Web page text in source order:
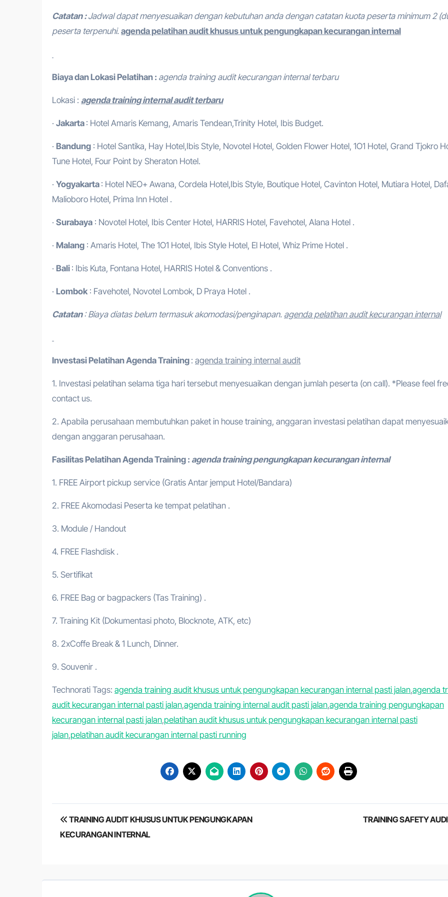
Catatan :Jadwal dapat menyesuaikan dengan kebutuhan anda dengan catatan kuota peserta minimum 2
peserta terpenuhi. agenda pelatihan audit khusus untuk pengungkapan kecurangan internal
Biaya dan Lokasi Pelatihan : agenda training audit kecurangan internal terbaru
Lokasi : agenda training internal audit terbaru
· Jakarta : Hotel Amaris Kemang, Amaris Tendean,Trinity Hotel, Ibis Budget.
· Bandung : Hotel Santika, Hay Hotel,Ibis Style, Novotel Hotel, Golden Flower Hotel, 1O1 Hotel, Grand Tjokro
Tune Hotel, Four Point by Sheraton Hotel.
· Yogyakarta : Hotel NEO+ Awana, Cordela Hotel,Ibis Style, Boutique Hotel, Cavinton Hotel, Mutiara Hotel,
Malioboro Hotel, Prima Inn Hotel .
· Surabaya : Novotel Hotel, Ibis Center Hotel, HARRIS Hotel, Favehotel, Alana Hotel .
· Malang : Amaris Hotel, The 1O1 Hotel, Ibis Style Hotel, El Hotel, Whiz Prime Hotel .
· Bali : Ibis Kuta, Fontana Hotel, HARRIS Hotel & Conventions .
· Lombok : Favehotel, Novotel Lombok, D Praya Hotel .
Catatan: Biaya diatas belum termasuk akomodasi/penginapan. agenda pelatihan audit kecurangan internal
Investasi PelatihanAgenda Training : agenda training internal audit
1. Investasi pelatihan selama tiga hari tersebut menyesuaikan dengan jumlah peserta (on call). *Please feel
contact us.
2. Apabila perusahaan membutuhkan paket in house training, anggaran investasi pelatihan dapat
dengan anggaran perusahaan.
Fasilitas PelatihanAgenda Training : agenda training pengungkapan kecurangan internal
1. FREE Airport pickup service (Gratis Antar jemput Hotel/Bandara)
2. FREE Akomodasi Peserta ke tempat pelatihan .
3. Module / Handout
4. FREE Flashdisk .
5. Sertifikat
6. FREE Bag or bagpackers (Tas Training) .
7. Training Kit (Dokumentasi photo, Blocknote, ATK, etc)
8. 2xCoffe Break & 1 Lunch, Dinner.
9. Souvenir .
Technorati Tags: agenda training audit khusus untuk pengungkapan kecurangan internal pasti jalan,agenda
audit kecurangan internal pasti jalan,agenda training internal audit pasti jalan,agenda training pengungkapan
kecurangan internal pasti jalan,pelatihan audit khusus untuk pengungkapan kecurangan internal pasti
jalan,pelatihan audit kecurangan internal pasti running
Post
navigation
TRAINING AUDIT KHUSUS UNTUK PENGUNGKAPAN
KECURANGAN INTERNAL
TRAINING SAFETY